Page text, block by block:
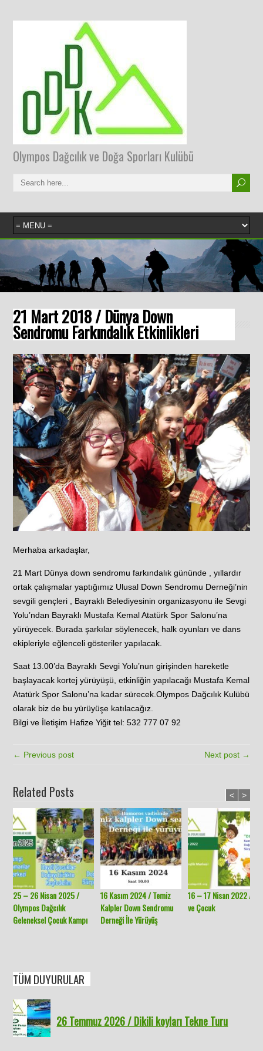
Olympos Dağcılık ve Doğa Sporları Kulübü
21 Mart 2018 / Dünya Down
Sendromu Farkındalık Etkinlikleri
Merhaba arkadaşlar,
21 Mart Dünya down sendromu farkındalık gününde , yıllardır
ortak çalışmalar yaptığımız Ulusal Down Sendromu Derneği’nin
sevgili gençleri , Bayraklı Belediyesinin organizasyonu ile Sevgi
Yolu’ndan Bayraklı Mustafa Kemal Atatürk Spor Salonu’na
yürüyecek. Burada şarkılar söylenecek, halk oyunları ve dans
ekipleriyle eğlenceli gösteriler yapılacak.
Saat 13.00’da Bayraklı Sevgi Yolu’nun girişinden hareketle
başlayacak kortej yürüyüşü, etkinliğin yapılacağı Mustafa Kemal
Atatürk Spor Salonu’na kadar sürecek.Olympos Dağcılık Kulübü
olarak biz de bu yürüyüşe katılacağız.
Bilgi ve İletişim Hafize Yiğit tel: 532 777 07 92
← Previous post Next post →
Related Posts
25 – 26 Nisan 2025 /
Olympos Dağcılık
Geleneksel Çocuk Kampı
16 Kasım 2024 / Temiz
Kalpler Down Sendromu
Derneği İle Yürüyüş
16 – 17 Nisan 2022 /
ve Çocuk
< >
TÜM DUYURULAR
26 Temmuz 2026 / Dikili koyları Tekne Turu